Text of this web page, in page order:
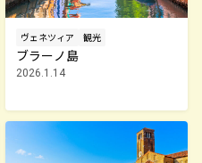
ヴェネツィア 観光
ブラーノ島
2026.1.14